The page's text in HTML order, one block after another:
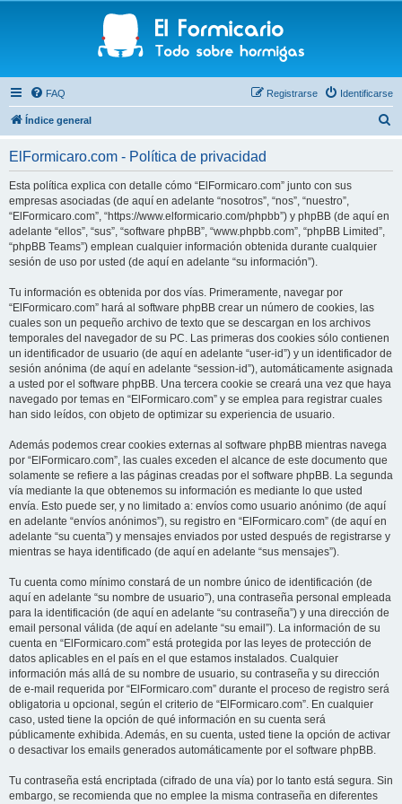
FAQ Identificarse
Registrarse
Índice general
ElFormicaro.com - Política de privacidad
Esta política explica con detalle cómo “ElFormicaro.com” junto con sus
empresas asociadas (de aquí en adelante “nosotros”, “nos”, “nuestro”,
“ElFormicaro.com”, “https://www.elformicario.com/phpbb”) y phpBB (de aquí en
adelante “ellos”, “sus”, “software phpBB”, “www.phpbb.com”, “phpBB Limited”,
“phpBB Teams”) emplean cualquier información obtenida durante cualquier
sesión de uso por usted (de aquí en adelante “su información”).
Tu información es obtenida por dos vías. Primeramente, navegar por
“ElFormicaro.com” hará al software phpBB crear un número de cookies, las
cuales son un pequeño archivo de texto que se descargan en los archivos
temporales del navegador de su PC. Las primeras dos cookies sólo contienen
un identificador de usuario (de aquí en adelante “user-id”) y un identificador de
sesión anónima (de aquí en adelante “session-id”), automáticamente asignada
a usted por el software phpBB. Una tercera cookie se creará una vez que haya
navegado por temas en “ElFormicaro.com” y se emplea para registrar cuales
han sido leídos, con objeto de optimizar su experiencia de usuario.
Además podemos crear cookies externas al software phpBB mientras navega
por “ElFormicaro.com”, las cuales exceden el alcance de este documento que
solamente se refiere a las páginas creadas por el software phpBB. La segunda
vía mediante la que obtenemos su información es mediante lo que usted
envía. Esto puede ser, y no limitado a: envíos como usuario anónimo (de aquí
en adelante “envíos anónimos”), su registro en “ElFormicaro.com” (de aquí en
adelante “su cuenta”) y mensajes enviados por usted después de registrarse y
mientras se haya identificado (de aquí en adelante “sus mensajes”).
Tu cuenta como mínimo constará de un nombre único de identificación (de
aquí en adelante “su nombre de usuario”), una contraseña personal empleada
para la identificación (de aquí en adelante “su contraseña”) y una dirección de
email personal válida (de aquí en adelante “su email”). La información de su
cuenta en “ElFormicaro.com” está protegida por las leyes de protección de
datos aplicables en el país en el que estamos instalados. Cualquier
información más allá de su nombre de usuario, su contraseña y su dirección
de e-mail requerida por “ElFormicaro.com” durante el proceso de registro será
obligatoria u opcional, según el criterio de “ElFormicaro.com”. En cualquier
caso, usted tiene la opción de qué información en su cuenta será
públicamente exhibida. Además, en su cuenta, usted tiene la opción de activar
o desactivar los emails generados automáticamente por el software phpBB.
Tu contraseña está encriptada (cifrado de una vía) por lo tanto está segura. Sin
embargo, se recomienda que no emplee la misma contraseña en diferentes